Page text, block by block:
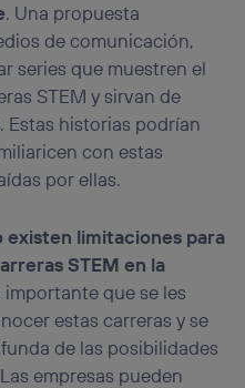
. Una propuesta
de comunicación,
series que muestren el
STEM y sirvan de
Estas historias podrían
con estas
por ellas.
existen limitaciones para
STEM en la
importante que se les
estas carreras y se
de las posibilidades
empresas pueden